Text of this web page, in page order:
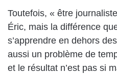
Toutefois, « être
Éric, mais la différence
s’apprendre en dehors
aussi un problème de
et le résultat n’est pas si